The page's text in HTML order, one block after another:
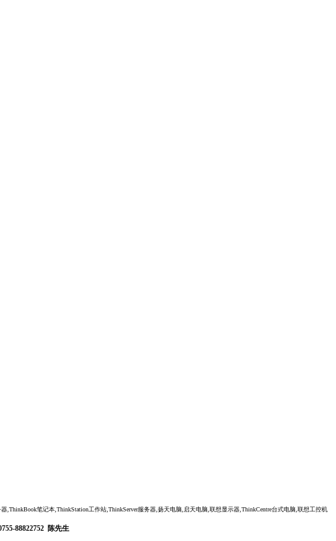
笔记本,ThinkStation工作站,ThinkServer服务器,扬天电脑,启天电脑,联想显示器,ThinkCentre台式电脑,联想工控机
88822752 陈先生